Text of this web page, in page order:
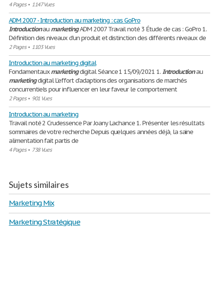
4 Pages• 1147 Vues
ADM 2007 - Introduction au marketing : cas GoPro
IntroductionaumarketingADM 2007 Travail noté 3 Étude de cas : GoPro 1.
Définition des niveaux d’un produit et distinction des différents niveaux de
2 Pages• 1103 Vues
Introduction au marketing digital
Fondamentauxmarketingdigital Séance 1 15/09/2021 1.Introductionau
marketingdigital L’effort d’adaptions des organisations de marchés
concurrentiels pour influencer en leur faveur le comportement
2 Pages• 901 Vues
Introduction au marketing
Travail noté 2 Crudessence Par Joany Lachance 1. Présenter les résultats
sommaires de votre recherche Depuis quelques années déjà, la saine
alimentation fait partis de
4 Pages• 738 Vues
Sujets similaires
Marketing Mix
Marketing Stratégique